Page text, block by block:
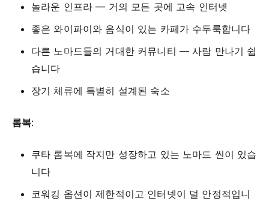
놀라운 인프라 — 거의 모든 곳에 고속 인터넷
좋은 와이파이와 음식이 있는 카페가 수두룩합니다
다른 노마드들의 거대한 커뮤니티 — 사람 만나기 쉽
습니다
장기 체류에 특별히 설계된 숙소
롬복:
쿠타 롬복에 작지만 성장하고 있는 노마드 씬이 있습
니다
코워킹 옵션이 제한적이고 인터넷이 덜 안정적입니